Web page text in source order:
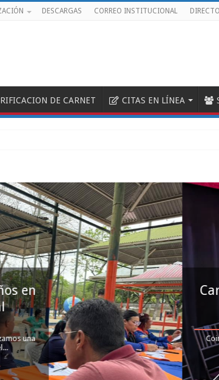
DESCARGAS CORREO INSTITUCIONAL
DE CARNET CITAS EN LÍNEA
médicos
al SPNS
este martes 10 de
de la XV...